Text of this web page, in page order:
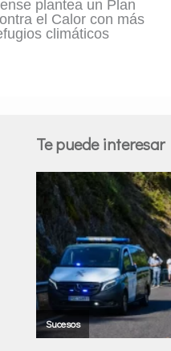
plantea un Plan
el Calor con más
climáticos
Te puede interesar